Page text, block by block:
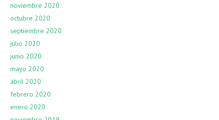
noviembre 2020
octubre 2020
septiembre 2020
julio 2020
junio 2020
mayo 2020
abril 2020
febrero 2020
enero 2020